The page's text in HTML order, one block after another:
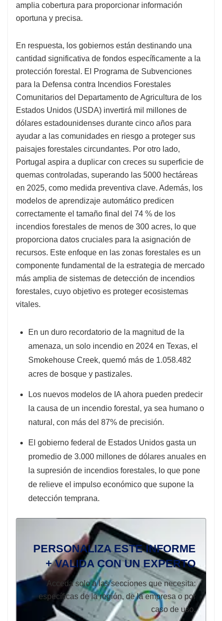
amplia cobertura para proporcionar información
oportuna y precisa.
En respuesta, los gobiernos están destinando una
cantidad significativa de fondos específicamente a la
protección forestal. El Programa de Subvenciones
para la Defensa contra Incendios Forestales
Comunitarios del Departamento de Agricultura de los
Estados Unidos (USDA) invertirá mil millones de
dólares estadounidenses durante cinco años para
ayudar a las comunidades en riesgo a proteger sus
paisajes forestales circundantes. Por otro lado,
Portugal aspira a duplicar con creces su superficie de
quemas controladas, superando las 5000 hectáreas
en 2025, como medida preventiva clave. Además, los
modelos de aprendizaje automático predicen
correctamente el tamaño final del 74 % de los
incendios forestales de menos de 300 acres, lo que
proporciona datos cruciales para la asignación de
recursos. Este enfoque en las zonas forestales es un
componente fundamental de la estrategia de mercado
más amplia de sistemas de detección de incendios
forestales, cuyo objetivo es proteger ecosistemas
vitales.
En un duro recordatorio de la magnitud de la
amenaza, un solo incendio en 2024 en Texas, el
Smokehouse Creek, quemó más de 1.058.482
acres de bosque y pastizales.
Los nuevos modelos de IA ahora pueden predecir
la causa de un incendio forestal, ya sea humano o
natural, con más del 87% de precisión.
El gobierno federal de Estados Unidos gasta un
promedio de 3.000 millones de dólares anuales en
la supresión de incendios forestales, lo que pone
de relieve el impulso económico que supone la
detección temprana.
PERSONALIZA ESTE INFORME
+ VALIDA CON UN EXPERTO
Acceda solo a las secciones que necesita:
específicas de la región, de la empresa o por
caso de uso.